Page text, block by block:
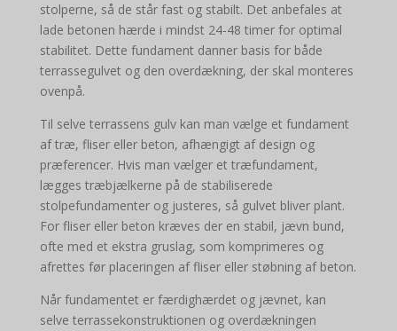
stolperne, så de står fast og stabilt. Det anbefales at
lade betonen hærde i mindst 24-48 timer for optimal
stabilitet. Dette fundament danner basis for både
terrassegulvet og den overdækning, der skal monteres
ovenpå.
Til selve terrassens gulv kan man vælge et fundament
af træ, fliser eller beton, afhængigt af design og
præferencer. Hvis man vælger et træfundament,
lægges træbjælkerne på de stabiliserede
stolpefundamenter og justeres, så gulvet bliver plant.
For fliser eller beton kræves der en stabil, jævn bund,
ofte med et ekstra gruslag, som komprimeres og
afrettes før placeringen af fliser eller støbning af beton.
Når fundamentet er færdighærdet og jævnet, kan
selve terrassekonstruktionen og overdækningen